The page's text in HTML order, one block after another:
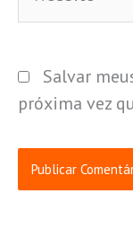
Salvar
próxima vez